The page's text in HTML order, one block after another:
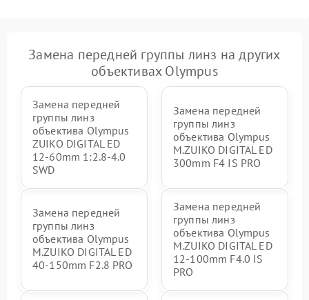
Замена передней группы линз на других
объективах Olympus
Замена передней
группы линз
объектива Olympus
ZUIKO DIGITAL ED
12-60mm 1:2.8-4.0
SWD
Замена передней
группы линз
объектива Olympus
M.ZUIKO DIGITAL ED
300mm F4 IS PRO
Замена передней
группы линз
объектива Olympus
M.ZUIKO DIGITAL ED
40-150mm F2.8 PRO
Замена передней
группы линз
объектива Olympus
M.ZUIKO DIGITAL ED
12‑100mm F4.0 IS
PRO